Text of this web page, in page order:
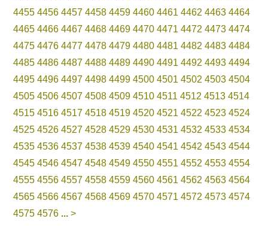
4455 4456 4457 4458 4459 4460 4461 4462 4463 4464
4465 4466 4467 4468 4469 4470 4471 4472 4473 4474
4475 4476 4477 4478 4479 4480 4481 4482 4483 4484
4485 4486 4487 4488 4489 4490 4491 4492 4493 4494
4495 4496 4497 4498 4499 4500 4501 4502 4503 4504
4505 4506 4507 4508 4509 4510 4511 4512 4513 4514
4515 4516 4517 4518 4519 4520 4521 4522 4523 4524
4525 4526 4527 4528 4529 4530 4531 4532 4533 4534
4535 4536 4537 4538 4539 4540 4541 4542 4543 4544
4545 4546 4547 4548 4549 4550 4551 4552 4553 4554
4555 4556 4557 4558 4559 4560 4561 4562 4563 4564
4565 4566 4567 4568 4569 4570 4571 4572 4573 4574
4575 4576 ... >